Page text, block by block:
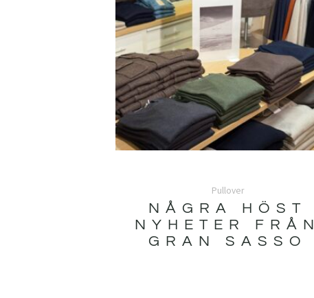
Pullover
NÅGRA HÖST
NYHETER FRÅN
GRAN SASSO